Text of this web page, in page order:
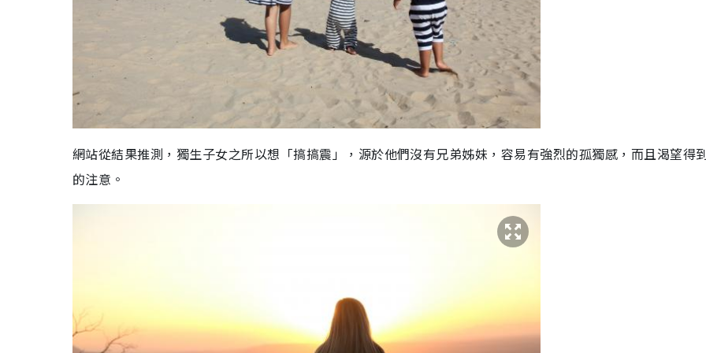
網站從結果推測，獨生子女之所以想「搞搞震」，源於他們沒有兄弟姊妹，容易有強烈的孤獨感，而且渴望得
的注意。